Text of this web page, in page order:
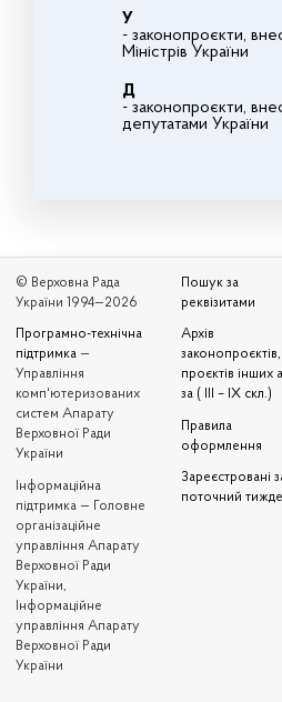
У
- законопроєкти,
Міністрів України
Д
- законопроєкти,
депутатами України
© Верховна Рада
України 1994—2026
Програмно-технічна
підтримка —
Управління
комп'ютеризованих
систем Апарату
Верховної Ради
України
Iнформаційна
підтримка — Головне
організаційне
управління Апарату
Верховної Ради
України,
Інформаційне
управління Апарату
Верховної Ради
України
Пошук за
реквізитами
Архів
законопроєктів,
проєктів інших
за ( III – IX скл.)
Правила
оформлення
Зареєстровані
поточний